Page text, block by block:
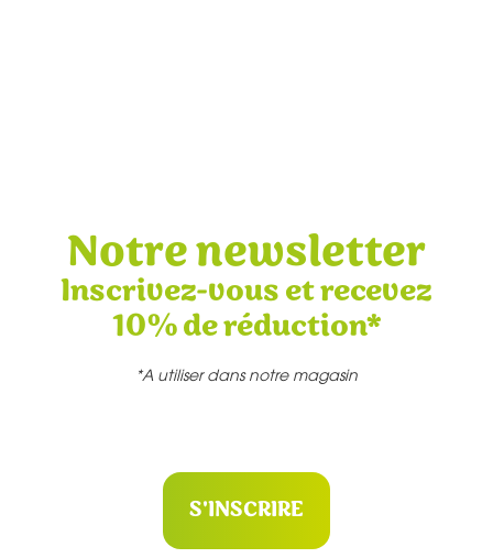
Notre newsletter
Inscrivez-vous et recevez
10% de réduction*
*A utiliser dans notre magasin
S'INSCRIRE